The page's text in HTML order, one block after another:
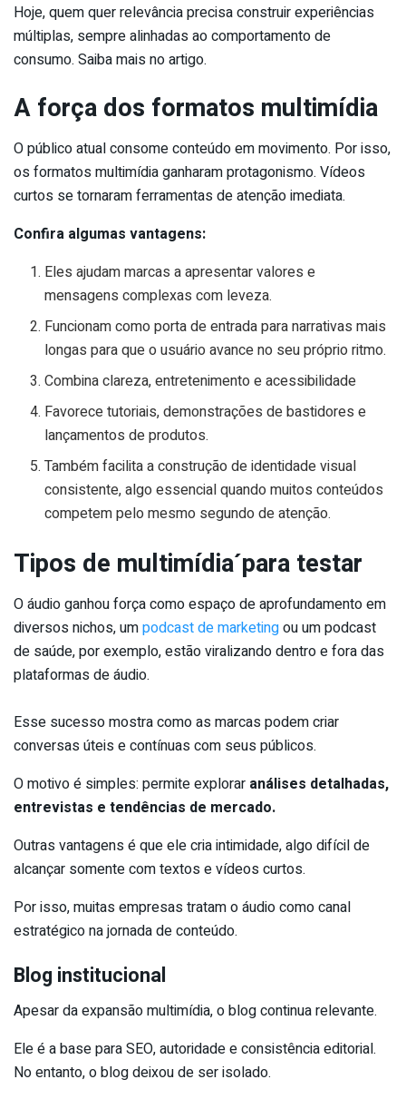
Hoje, quem quer relevância precisa construir experiências
múltiplas, sempre alinhadas ao comportamento de
consumo. Saiba mais no artigo.
A força dos formatos multimídia
O público atual consome conteúdo em movimento. Por isso,
os formatos multimídia ganharam protagonismo. Vídeos
curtos se tornaram ferramentas de atenção imediata.
Confira algumas vantagens:
Eles ajudam marcas a apresentar valores e
mensagens complexas com leveza.
Funcionam como porta de entrada para narrativas mais
longas para que o usuário avance no seu próprio ritmo.
Combina clareza, entretenimento e acessibilidade
Favorece tutoriais, demonstrações de bastidores e
lançamentos de produtos.
Também facilita a construção de identidade visual
consistente, algo essencial quando muitos conteúdos
competem pelo mesmo segundo de atenção.
Tipos de multimídia´para testar
O áudio ganhou força como espaço de aprofundamento em
diversos nichos, umpodcast de marketingou um podcast
de saúde, por exemplo, estão viralizando dentro e fora das
plataformas de áudio.
Esse sucesso mostra como as marcas podem criar
conversas úteis e contínuas com seus públicos.
O motivo é simples: permite explorar análises detalhadas,
entrevistas e tendências de mercado.
Outras vantagens é que ele cria intimidade, algo difícil de
alcançar somente com textos e vídeos curtos.
Por isso, muitas empresas tratam o áudio como canal
estratégico na jornada de conteúdo.
Blog institucional
Apesar da expansão multimídia, o blog continua relevante.
Ele é a base para SEO, autoridade e consistência editorial.
No entanto, o blog deixou de ser isolado.